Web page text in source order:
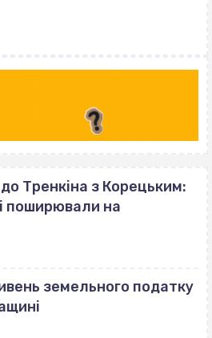
Тренкіна з Корецьким:
поширювали на
земельного податку